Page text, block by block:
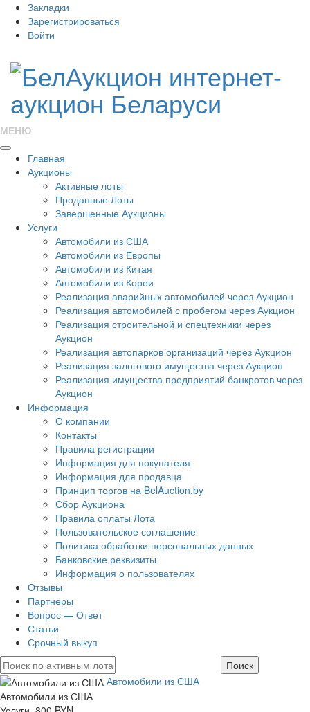
Закладки
Зарегистрироваться
Войти
МЕНЮ
Главная
Аукционы
Активные лоты
Проданные Лоты
Завершенные Аукционы
Услуги
Автомобили из США
Автомобили из Европы
Автомобили из Китая
Автомобили из Кореи
Реализация аварийных автомобилей через Аукцион
Реализация автомобилей с пробегом через Аукцион
Реализация строительной и спецтехники через
Аукцион
Реализация автопарков организаций через Аукцион
Реализация залогового имущества через Аукцион
Реализация имущества предприятий банкротов через
Аукцион
Информация
О компании
Контакты
Правила регистрации
Информация для покупателя
Информация для продавца
Принцип торгов на BelAuction.by
Сбор Аукциона
Правила оплаты Лота
Пользовательское соглашение
Политика обработки персональных данных
Банковские реквизиты
Информация о пользователях
Отзывы
Партнёры
Вопрос — Ответ
Статьи
Срочный выкуп
Автомобили из США
Автомобили из США